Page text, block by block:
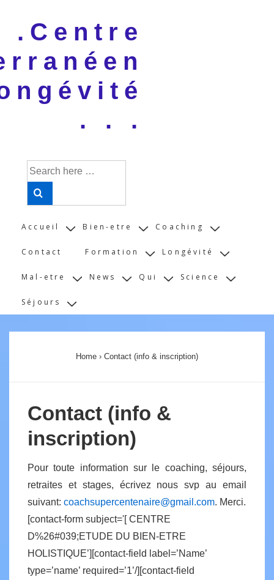
Main
.Centre
. . .
Search
for:
Main
Accueil Bien-etre Coaching
Contact Formation Longévité
Mal-etre News Qui Science
Séjours
Home › Contact (info & inscription)
Contact (info &
inscription)
Pour toute information sur le coaching, séjours,
retraites et stages, écrivez nous svp au email
suivant: coachsupercentenaire@gmail.com. Merci.
[contact-form subject='[ CENTRE
D%26#039;ETUDE DU BIEN-ETRE
HOLISTIQUE’][contact-field label=’Name’
type=’name’ required=’1’/][contact-field